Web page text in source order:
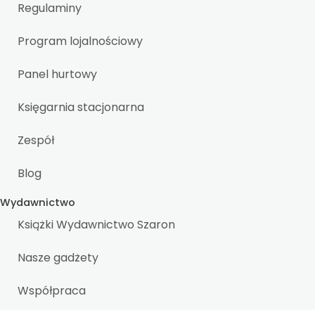
Regulaminy
Program lojalnościowy
Panel hurtowy
Księgarnia stacjonarna
Zespół
Blog
Wydawnictwo
Książki Wydawnictwo Szaron
Nasze gadżety
Współpraca